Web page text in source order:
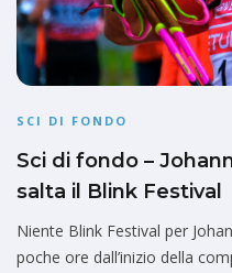
SCI DI FONDO
Sci di fondo –
salta il Blink Festival
Niente Blink Festival per
poche ore dall’inizio della